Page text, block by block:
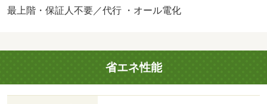
時にお預りさせて頂きます。 保証会社：株式会社イント
シューズボックス／温水洗浄便座／駐輪場／宅配ボックス
／ＣＡＴＶ／即入居可／最上階／敷金不要／ＩＨクッキン
グヒーター／照明付／保証人不要／オール電化／保証会社
利用可／金沢有松病院（病院）まで７００ｍ/賃貸戸数:8戸
最上階・保証人不要／代行 ・オール電化
省エネ性能